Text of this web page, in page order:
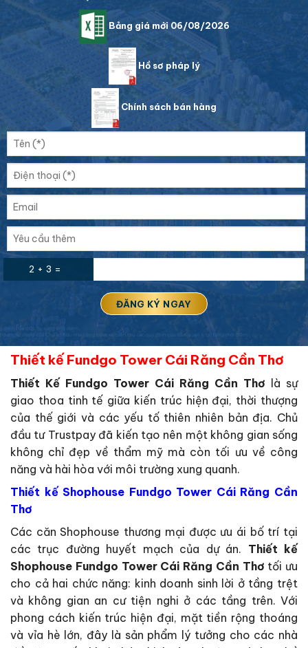
Bảng giá mới 06/08/2026
Hồ sơ pháp lý
Chính sách bán hàng
2 + 3 =
Thiết kế Fundgo Tower Cái Răng Cần Thơ
Thiết Kế Fundgo Tower Cái Răng Cần Thơ là sự
giao thoa tinh tế giữa kiến trúc hiện đại, thời thượng
của thế giới và các yếu tố thiên nhiên bản địa. Chủ
đầu tư Trustpay đã kiến tạo nên một không gian sống
không chỉ đẹp về thẩm mỹ mà còn tối ưu về công
năng và hài hòa với môi trường xung quanh.
Thiết kế Shophouse Fundgo Tower Cái Răng Cần
Thơ
Các căn Shophouse thương mại được ưu ái bố trí tại
các trục đường huyết mạch của dự án. Thiết kế
Shophouse Fundgo Tower Cái Răng Cần Thơ tối ưu
cho cả hai chức năng: kinh doanh sinh lời ở tầng trệt
và không gian an cư tiện nghi ở các tầng trên. Với
phong cách kiến trúc hiện đại, mặt tiền rộng thoáng
và vỉa hè lớn, đây là sản phẩm lý tưởng cho các nhà